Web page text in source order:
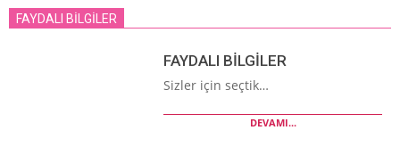
FAYDALI BİLGİLER
FAYDALI BİLGİLER
Sizler için seçtik…
DEVAMI...